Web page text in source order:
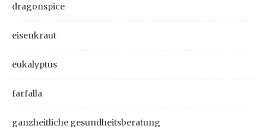
dragonspice
eisenkraut
eukalyptus
farfalla
ganzheitliche gesundheitsberatung